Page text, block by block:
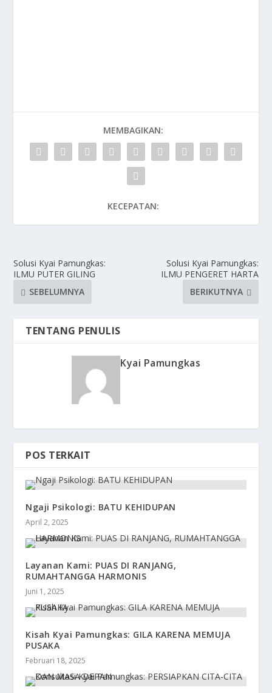
MEMBAGIKAN:
KECEPATAN:
Solusi Kyai Pamungkas:
ILMU PUTER GILING
SEBELUMNYA
Solusi Kyai Pamungkas:
ILMU PENGERET HARTA
BERIKUTNYA
TENTANG PENULIS
Kyai Pamungkas
POS TERKAIT
Ngaji Psikologi: BATU KEHIDUPAN
April 2, 2025
Layanan Kami: PUAS DI RANJANG,
RUMAHTANGGA HARMONIS
Juni 1, 2025
Kisah Kyai Pamungkas: GILA KARENA MEMUJA
PUSAKA
Februari 18, 2025